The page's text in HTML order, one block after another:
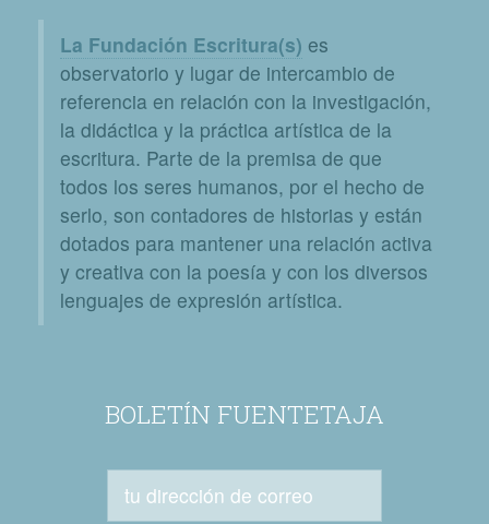
La Fundación Escritura(s) es
observatorio y lugar de intercambio de
referencia en relación con la investigación,
la didáctica y la práctica artística de la
escritura. Parte de la premisa de que
todos los seres humanos, por el hecho de
serlo, son contadores de historias y están
dotados para mantener una relación activa
y creativa con la poesía y con los diversos
lenguajes de expresión artística.
BOLETÍN FUENTETAJA